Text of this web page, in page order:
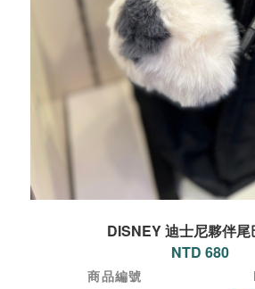
DISNEY 迪士尼夥伴尾
NTD 680
商品編號